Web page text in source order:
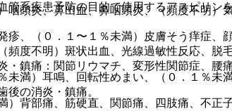
頭炎、鼻出血、鼻咽頭炎、（頻度不明）
、（０．１〜１％未満）皮膚そう痒症、
頻度不明）斑状出血、光線過敏性反応、脱
満）耳鳴、回転性めまい、（０．１％未
背部痛、筋硬直、関節痛、四肢痛、不正
系疾患予防の目的で使用するアスピリン
鎮痛：関節リウマチ、変形性関節症、腰
の消炎・鎮痛。